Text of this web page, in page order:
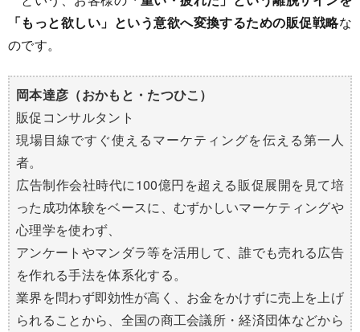
「もっと欲しい」という意欲へ変換するための販促戦略な
のです。
岡本達彦（おかもと・たつひこ）
販促コンサルタント
現場目線ですぐ使えるマーケティングを伝える第一人
者。
広告制作会社時代に100億円を超える販促展開を見て培
った成功体験をベースに、むずかしいマーケティングや
心理学を使わず、
アンケートやマンダラ等を活用して、誰でも売れる広告
を作れる手法を体系化する。
業界を問わず即効性が高く、お金をかけずに売上を上げ
られることから、全国の商工会議所・経済団体などから